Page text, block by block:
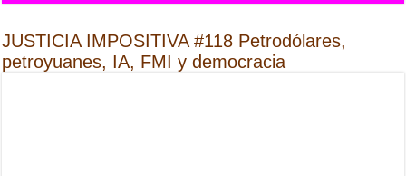
JUSTICIA IMPOSITIVA #118 Petrodólares,
petroyuanes, IA, FMI y democracia